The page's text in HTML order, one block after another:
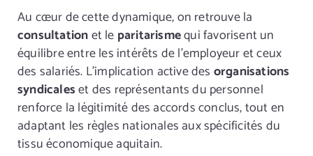
Au cœur de cette dynamique, on retrouve la
consultationet le paritarismequi favorisent un
équilibre entre les intérêts de l’employeur et ceux
des salariés. L’implication active des organisations
syndicaleset des représentants du personnel
renforce la légitimité des accords conclus, tout en
adaptant les règles nationales aux spécificités du
tissu économique aquitain.